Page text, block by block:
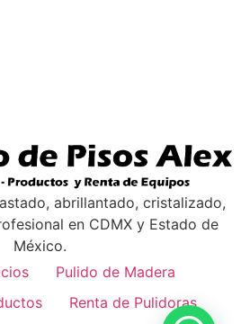
abrillantado, cristalizado,
en CDMX y Estado de
México.
Pulido de Madera
Renta de Pulidoras